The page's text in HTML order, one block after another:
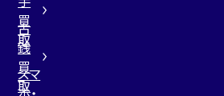
買
取
古
銭
買
取
スマ